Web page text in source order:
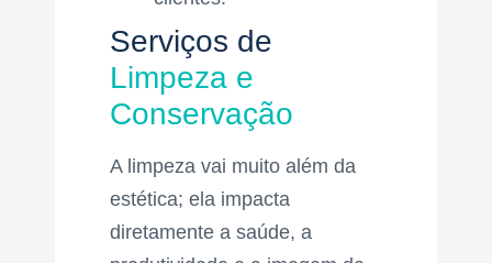
Serviços de
Limpeza e
Conservação
A limpeza vai muito além da
estética; ela impacta
diretamente a saúde, a